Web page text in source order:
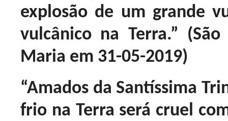
explosão de um grande
vulcânico na Terra.”
Maria em 31-05-2019)
“Amados da Santíssima
frio na Terra será cruel